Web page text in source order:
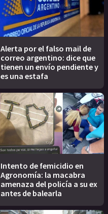
Alerta por el falso mail de
correo argentino: dice que
tienen un envío pendiente y
es una estafa
Intento de femicidio en
Agronomía: la macabra
amenaza del policía a su ex
antes de balearla